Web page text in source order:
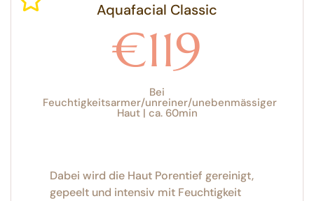
Aquafacial Classic
€119
Bei
Feuchtigkeitsarmer/unreiner/unebenmässiger
Haut | ca. 60min
Dabei wird die Haut Porentief gereinigt,
gepeelt und intensiv mit Feuchtigkeit